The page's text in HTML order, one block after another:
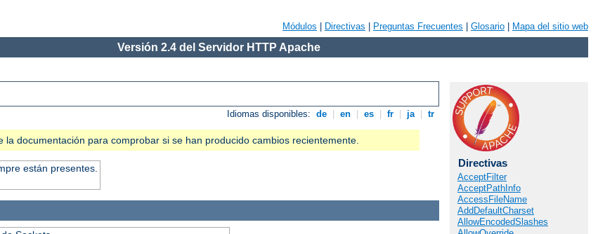
Módulos Directivas Preguntas Frecuentes Glosario Mapa del sitio web
Versión 2.4 del Servidor HTTP Apache
Idiomas disponibles: de en es fr ja tr
documentación para comprobar si se han producido cambios recientemente.
están presentes.
Directivas
AcceptFilter
AcceptPathInfo
AccessFileName
AddDefaultCharset
AllowEncodedSlashes